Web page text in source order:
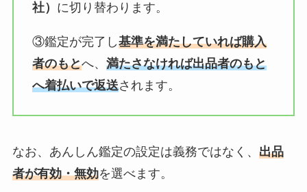
社） に切り替わります。
③鑑定が完了し基準を満たしていれば購入
者のもとへ、 満たさなければ出品者のもと
へ着払いで返送されます。
なお、あんしん鑑定の設定は義務ではなく、 出品
者が有効・無効を選べます。